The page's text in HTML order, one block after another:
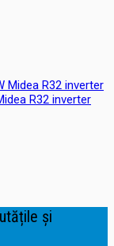
R32 inverter
și